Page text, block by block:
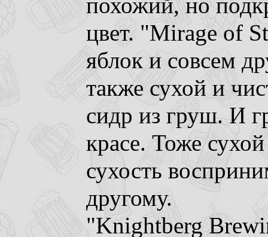
похожий, но
цвет. "Mirage of
яблок и совсем
также сухой и
сидр из груш. И
красе. Тоже
сухость
другому.
"Knightberg